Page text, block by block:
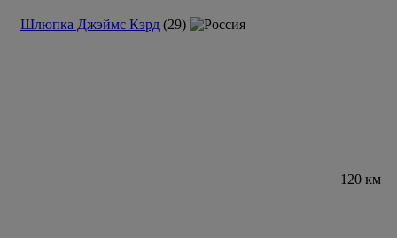
Шлюпка Джэймс Кэрд (29)
120 км